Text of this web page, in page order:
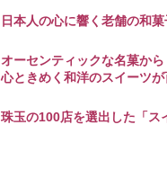
日本人の心に響く老舗の和
オーセンティックな名菓か
心ときめく和洋のスイーツが
珠玉の100店を選出した「ス